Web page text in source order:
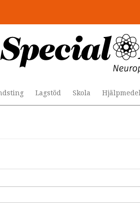
Lagstöd Skola Hjälpmedel